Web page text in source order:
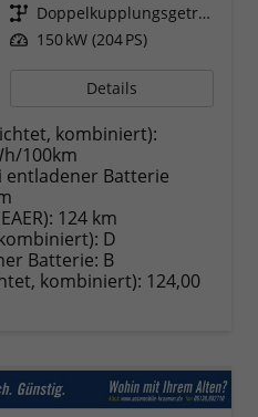
Getriebe
Doppelkupplungsgetriebe (DSG)
Leistung 150 kW (204 PS)
Details
kombiniert):
100km
Batterie
124 km
D
Batterie: B
kombiniert): 124,00